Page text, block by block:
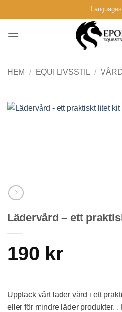
to
Languages
HEM / EQUI LIVSSTIL /
Lädervård – ett
190 kr
Upptäck vårt läder vård i ett
eller för mindre läder produkter.